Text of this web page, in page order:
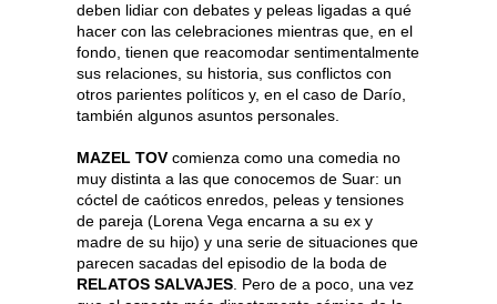
deben lidiar con debates y peleas ligadas a qué
hacer con las celebraciones mientras que, en el
fondo, tienen que reacomodar sentimentalmente
sus relaciones, su historia, sus conflictos con
otros parientes políticos y, en el caso de Darío,
también algunos asuntos personales.
MAZEL TOV comienza como una comedia no
muy distinta a las que conocemos de Suar: un
cóctel de caóticos enredos, peleas y tensiones
de pareja (Lorena Vega encarna a su ex y
madre de su hijo) y una serie de situaciones que
parecen sacadas del episodio de la boda de
RELATOS SALVAJES. Pero de a poco, una vez